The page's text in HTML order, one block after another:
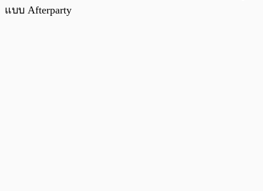
แบบ Afterparty